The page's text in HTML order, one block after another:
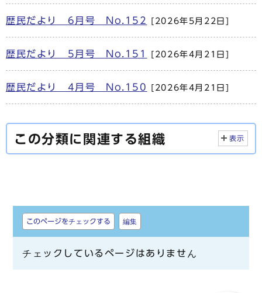
歴民だより 6月号 No.152 [2026年5月22日]
歴民だより 5月号 No.151 [2026年4月21日]
歴民だより 4月号 No.150 [2026年4月21日]
この分類に関連する組織 表示
しおり
このページをチェックする 編集
チェックしているページはありません